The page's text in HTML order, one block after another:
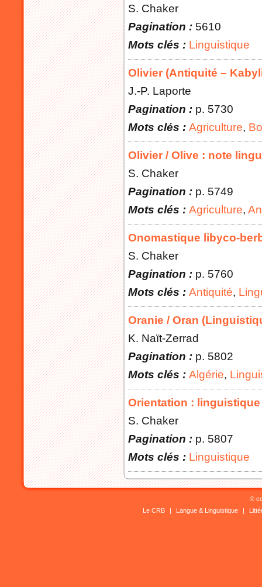
S. Chaker
Pagination : 5610
Mots clés : Linguistique
Olivier (Antiquité –
J.-P. Laporte
Pagination : p. 5730
Mots clés : Agriculture,
Olivier / Olive : note
S. Chaker
Pagination : p. 5749
Mots clés : Agriculture,
Onomastique libyco-
S. Chaker
Pagination : p. 5760
Mots clés : Antiquité,
Oranie / Oran
K. Naït-Zerrad
Pagination : p. 5802
Mots clés : Algérie,
Orientation :
S. Chaker
Pagination : p. 5807
Mots clés : Linguistique
©
Le CRB
| Langue & Linguistique |